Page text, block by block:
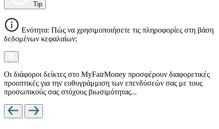
Tip
Ενότητα: Πώς να χρησιμοποιήσετε τις πληροφορίες στη βάση
δεδομένων κεφαλαίων;
Οι διάφοροι δείκτες στο MyFairMoney προσφέρουν διαφορετικές
προοπτικές για την ευθυγράμμιση των επενδύσεών σας με τους
προσωπικούς σας στόχους βιωσιμότητας...